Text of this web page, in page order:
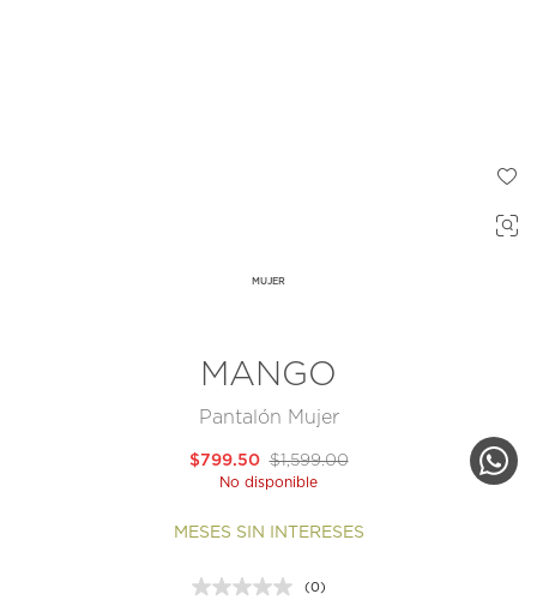
MUJER
MANGO
Pantalón Mujer
$1,599.00
$799.50
No disponible
MESES SIN INTERESES
Sin
(0)